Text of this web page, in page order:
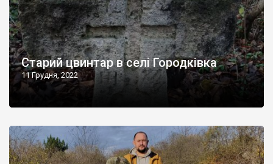
Старий цвинтар в селі Городківка
11 Грудня, 2022